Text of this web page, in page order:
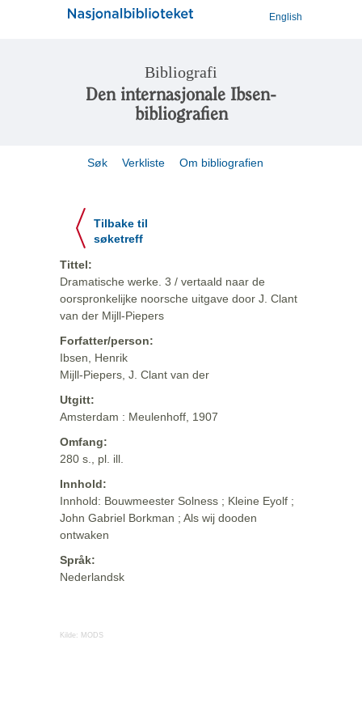
English
Bibliografi
Den internasjonale Ibsen-
bibliografien
Søk Verkliste Om bibliografien
Tilbake til
søketreff
Tittel:
Dramatische werke. 3 / vertaald naar de
oorspronkelijke noorsche uitgave door J. Clant
van der Mijll-Piepers
Forfatter/person:
Ibsen, Henrik
Mijll-Piepers, J. Clant van der
Utgitt:
Amsterdam : Meulenhoff, 1907
Omfang:
280 s., pl. ill.
Innhold:
Innhold: Bouwmeester Solness ; Kleine Eyolf ;
John Gabriel Borkman ; Als wij dooden
ontwaken
Språk:
Nederlandsk
Kilde: MODS